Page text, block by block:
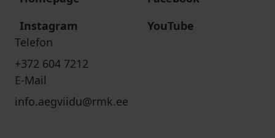
Instagram
YouTube
Telefon
+372 604 7212
E-Mail
info.aegviidu@rmk.ee